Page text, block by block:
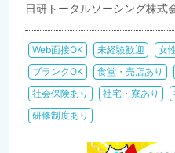
日研トータルソーシング株式
Web面接OK 未経験歓迎 女
ブランクOK
食堂・売店あり
社会保険あり
社宅・寮あり
研修制度あり